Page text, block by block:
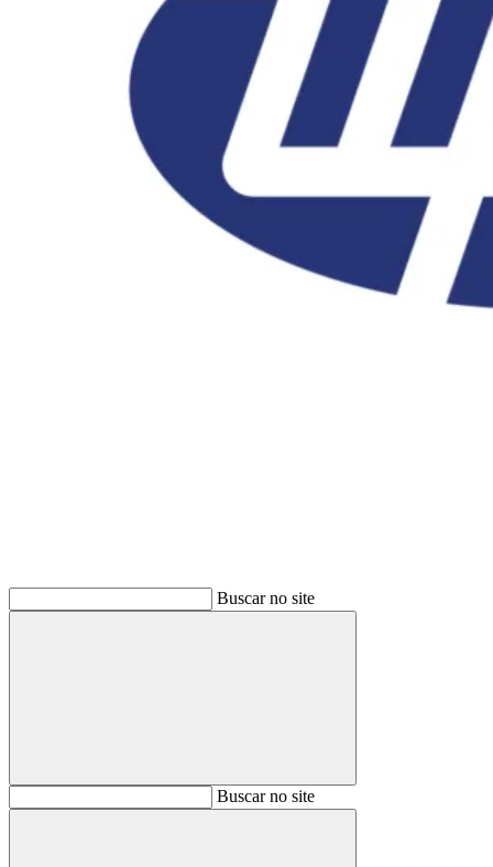
Buscar no site
BuscarBuscar no site